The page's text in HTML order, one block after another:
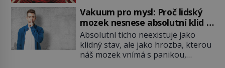
však ukazují, že kvantový svět
funguje jinak, než […]
vznikají ty nejpodivnější optické
iluze? Soustřeď se na to hlavní!
TROXLERŮV EFEKT Náš mozek
zvládne zpracovat hodně informací.
Všechny na světě ale nikoliv, musí
si vybírat! Jak to dělá? Když se […]
Vakuum pro mysl: Proč lidský
mozek nesnese absolutní klid a
začne si vymýšlet horory
Absolutní ticho neexistuje jako
klidný stav, ale jako hrozba, kterou
náš mozek vnímá s panikou,